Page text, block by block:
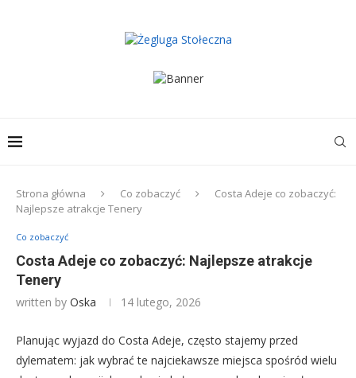
Strona główna Co zobaczyć
Costa Adeje co zobaczyć:
Najlepsze atrakcje Tenery
Co zobaczyć
Costa Adeje co zobaczyć: Najlepsze atrakcje
Tenery
written by Oska 14 lutego, 2026
Planując wyjazd do Costa Adeje, często stajemy przed
dylematem: jak wybrać te najciekawsze miejsca spośród wielu